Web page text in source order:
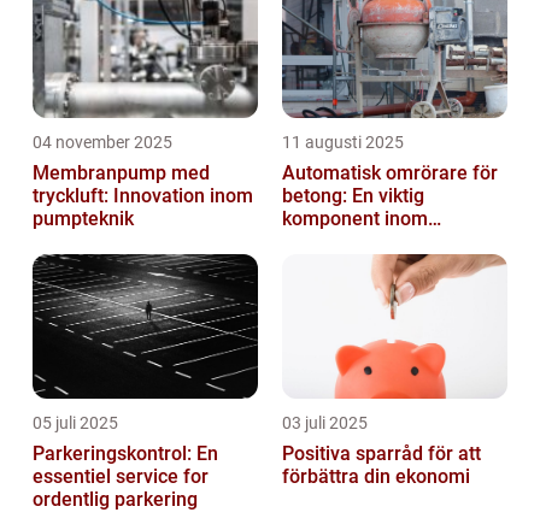
04 november 2025
Membranpump med
tryckluft: Innovation inom
pumpteknik
11 augusti 2025
Automatisk omrörare för
betong: En viktig
komponent inom
05 juli 2025
Parkeringskontrol: En
essentiel service for
ordentlig parkering
03 juli 2025
Positiva sparråd för att
förbättra din ekonomi